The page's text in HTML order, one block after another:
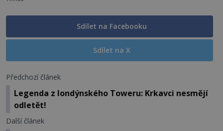
Sdílet na Facebooku
Sdílet na X
Předchozí článek
Legenda z londýnského Toweru: Krkavci nesmějí
odletět!
Další článek